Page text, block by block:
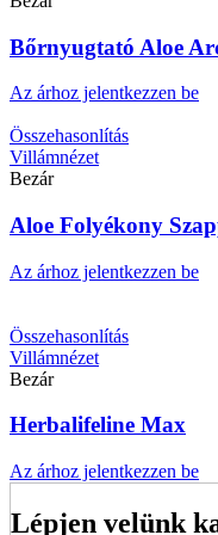
Bőrnyugtató Aloe
Az árhoz jelentkezzen be
Összehasonlítás
Villámnézet
Bezár
Aloe Folyékony
Az árhoz jelentkezzen be
Összehasonlítás
Villámnézet
Bezár
Herbalifeline Max
Az árhoz jelentkezzen be
Lépjen velünk